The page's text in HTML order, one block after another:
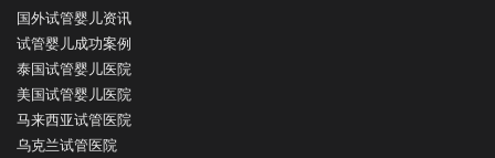
国外试管婴儿资讯
试管婴儿成功案例
泰国试管婴儿医院
美国试管婴儿医院
马来西亚试管医院
乌克兰试管医院